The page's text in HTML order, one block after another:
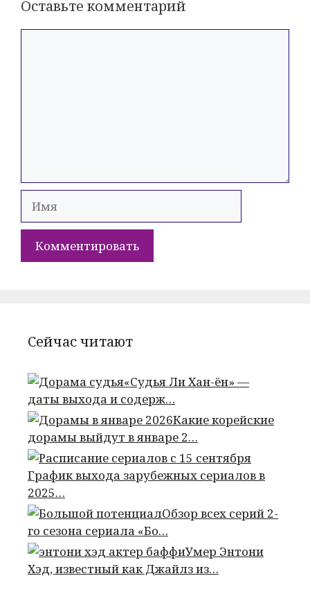
Оставьте комментарий
Сейчас читают
«Судья Ли Хан-ён» —
даты выхода и содерж…
Какие корейские
дорамы выйдут в январе 2…
График выхода зарубежных сериалов в
2025…
Обзор всех серий 2-
го сезона сериала «Бо…
Умер Энтони
Хэд, известный как Джайлз из…